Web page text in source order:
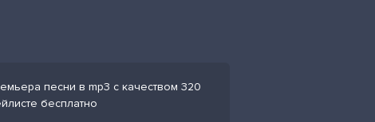
песни в mp3 с качеством 320
бесплатно